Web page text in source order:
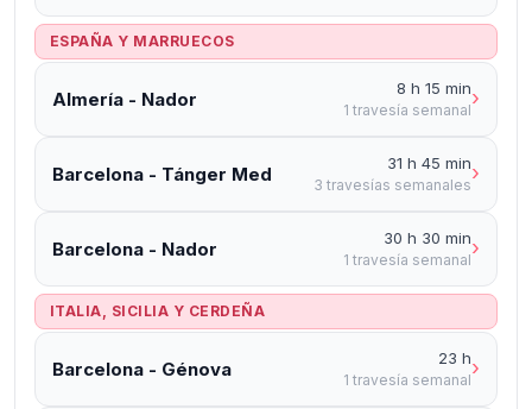
ESPAÑA Y MARRUECOS
Almería - Nador 8 h 15 min
1 travesía semanal›
Barcelona - Tánger Med 31 h 45 min
3 travesías semanales›
Barcelona - Nador 30 h 30 min
1 travesía semanal›
ITALIA, SICILIA Y CERDEÑA
Barcelona - Génova 23 h
1 travesía semanal›